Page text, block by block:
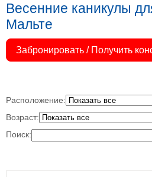
Весенние каникулы
Мальте
Забронировать / Получить
Расположение:
Возраст:
Поиск: